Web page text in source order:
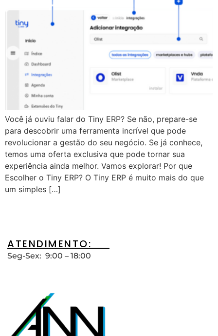
Você já ouviu falar do Tiny ERP? Se não, prepare-se
para descobrir uma ferramenta incrível que pode
revolucionar a gestão do seu negócio. Se já conhece,
temos uma oferta exclusiva que pode tornar sua
experiência ainda melhor. Vamos explorar! Por que
Escolher o Tiny ERP? O Tiny ERP é muito mais do que
um simples […]
ATENDIMENTO:__
Seg-Sex: 9:00 – 18:00